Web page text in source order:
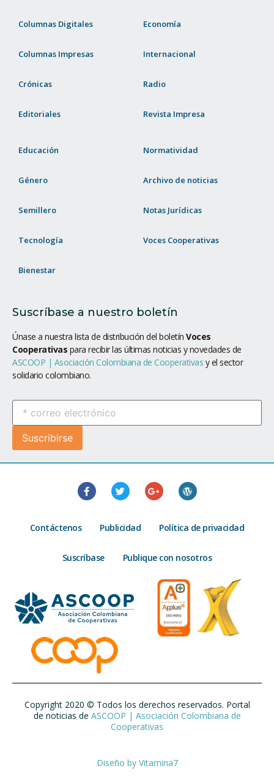
Columnas Digitales
Columnas Impresas
Crónicas
Editoriales
Economía
Internacional
Radio
Revista Impresa
Educación
Género
Semillero
Tecnología
Bienestar
Normatividad
Archivo de noticias
Notas Jurídicas
Voces Cooperativas
Suscríbase a nuestro boletín
Únase a nuestra lista de distribución del boletín Voces
Cooperativas para recibir las últimas noticias y novedades de
ASCOOP | Asociación Colombiana de Cooperativas y el sector
solidario colombiano.
Contáctenos Publicidad Política de privacidad
Suscríbase Publique con nosotros
Copyright 2020 © Todos los derechos reservados. Portal
de noticias de ASCOOP | Asociación Colombiana de
Cooperativas
Diseño by Vitamina7